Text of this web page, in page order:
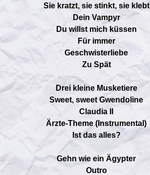
Sie kratzt, sie stinkt, sie klebt
Dein Vampyr
Du willst mich küssen
Für immer
Geschwisterliebe
Zu Spät
Drei kleine Musketiere
Sweet, sweet Gwendoline
Claudia II
Ärzte-Theme (Instrumental)
Ist das alles?
Gehn wie ein Ägypter
Outro